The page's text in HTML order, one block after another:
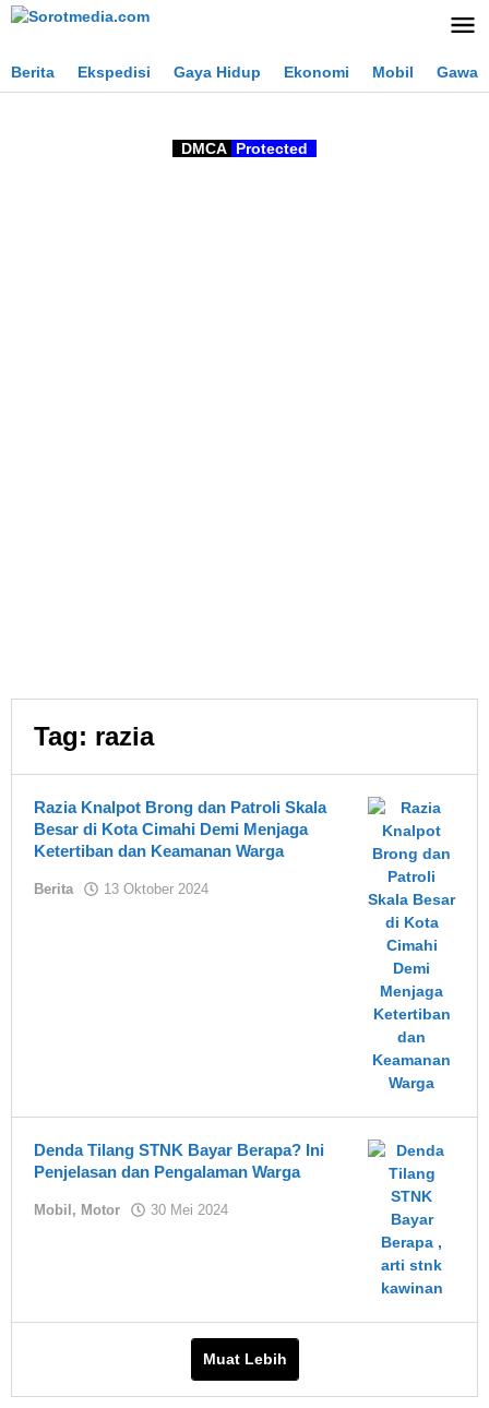
Lewati
Berita
Ekspedisi Gaya Hidup Ekonomi Mobil Gawai
DMCA Protected
Tag: razia
Razia Knalpot Brong dan Patroli Skala
Besar di Kota Cimahi Demi Menjaga
Ketertiban dan Keamanan Warga
Berita 13 Oktober 2024
Denda Tilang STNK Bayar Berapa? Ini
Penjelasan dan Pengalaman Warga
Mobil , Motor 30 Mei 2024
Muat Lebih